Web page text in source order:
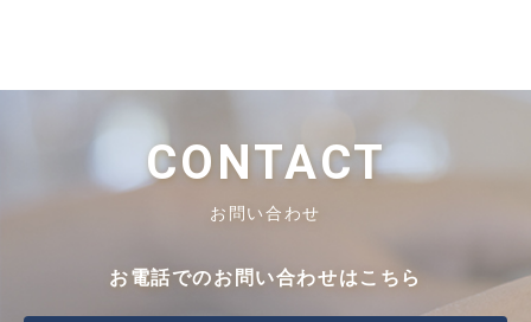
CONTACT
お問い合わせ
お電話でのお問い合わせはこちら